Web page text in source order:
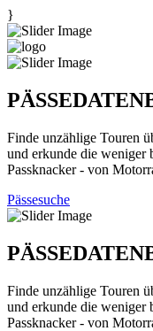
}
Finde unzählige Touren
und erkunde die weniger
Passknacker - von
Pässesuche
Finde unzählige Touren
und erkunde die weniger
Passknacker - von